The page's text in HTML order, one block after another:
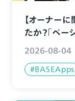
【オーナー
たか？「ペ
2026-08-04
#BASEApps